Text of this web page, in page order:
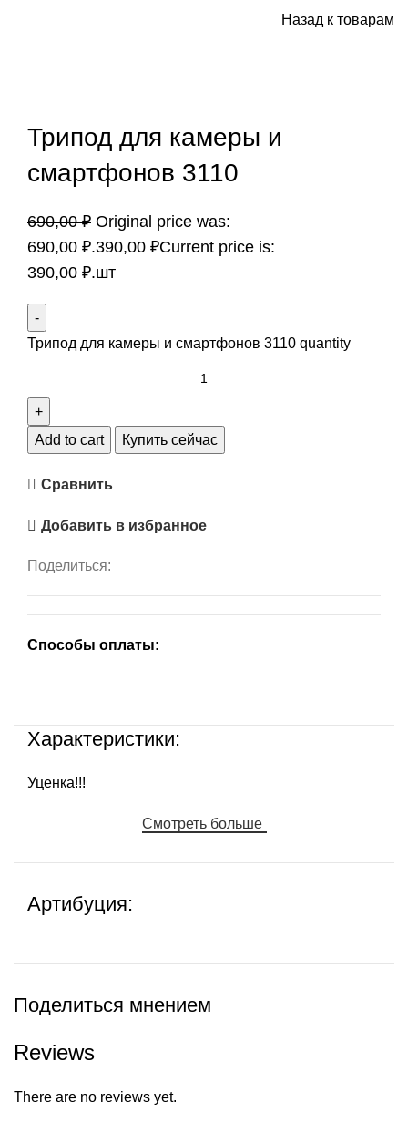
Назад к товарам
Трипод для камеры и
смартфонов 3110
690,00₽ Original price was:
690,00 ₽.390,00 ₽Current price is:
390,00 ₽.шт
Трипод для камеры и смартфонов 3110 quantity
Add to cart Купить сейчас
Сравнить
Добавить в избранное
Поделиться:
Способы оплаты:
Характеристики:
Уценка!!!
Смотреть больше
Артибуция:
Поделиться мнением
Reviews
There are no reviews yet.